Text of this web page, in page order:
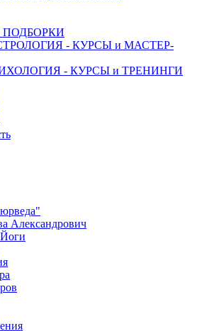
- КУРСЫ и МАСТЕР-
- КУРСЫ и ТРЕНИНГИ
Александрович